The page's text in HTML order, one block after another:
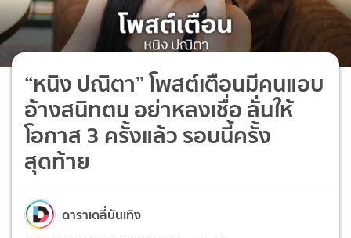
“หนิง ปณิตา” โพสต์เตือนมีคนแอบ
อ้างสนิทตน อย่าหลงเชื่อ ลั่นให้
โอกาส 3 ครั้งแล้ว รอบนี้ครั้ง
สุดท้าย
ดาราเดลี่บันเทิง